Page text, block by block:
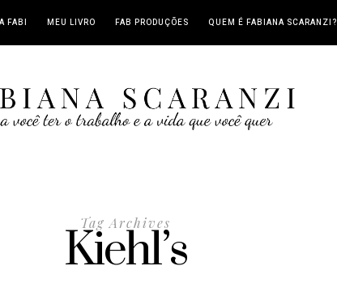
FABI MEU LIVRO FAB PRODUÇÕES QUEM É FABIANA SCARANZI?
Tag Archives
Kiehl’s